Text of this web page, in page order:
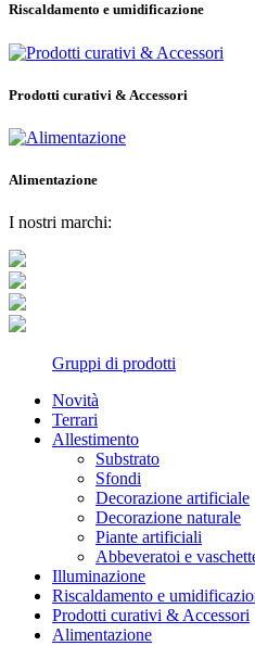
Riscaldamento e umidificazione
Prodotti curativi & Accessori
Alimentazione
I nostri marchi:
Gruppi di prodotti
Novità
Terrari
Allestimento
Substrato
Sfondi
Decorazione artificiale
Decorazione naturale
Piante artificiali
Abbeveratoi e
Illuminazione
Riscaldamento e
Prodotti curativi & Accessori
Alimentazione